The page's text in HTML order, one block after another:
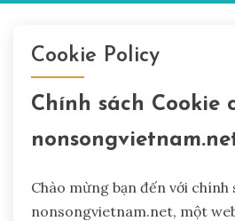
contentCookie Policy
Chính sách Cookie
Chào mừng bạn đến với chính
nonsongvietnam.net, một